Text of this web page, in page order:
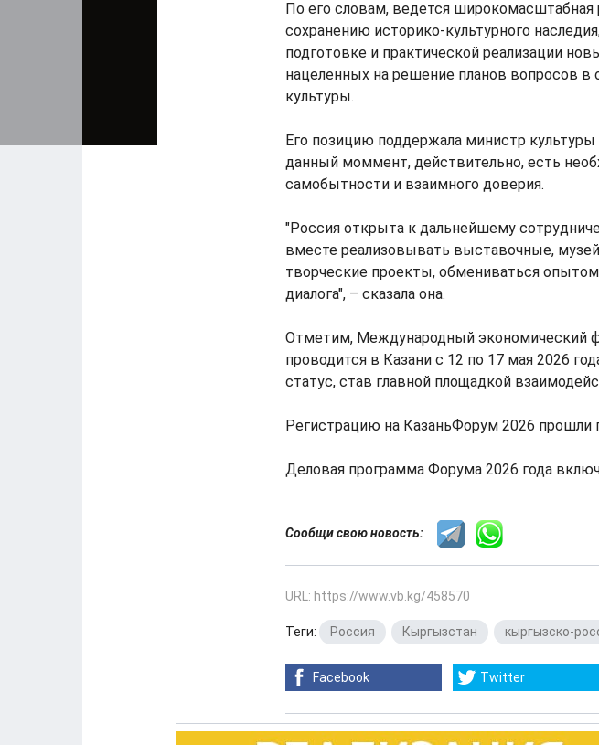
По его словам, ведется широкомасштабная
сохранению историко-культурного
подготовке и практической реализации
нацеленных на решение планов вопросов в
культуры.
Его позицию поддержала министр
данный моммент, действительно, есть
самобытности и взаимного доверия.
"Россия открыта к дальнейшему
вместе реализовывать выставочные,
творческие проекты, обмениваться
диалога", – сказала она.
Отметим, Международный экономический
проводится в Казани с 12 по 17 мая 2026
статус, став главной площадкой
Регистрацию на КазаньФорум 2026 прошли
Деловая программа Форума 2026 года
Сообщи свою новость:
URL: https://www.vb.kg/458570
Теги: Россия Кыргызстан кыргызско-
Facebook Twitter